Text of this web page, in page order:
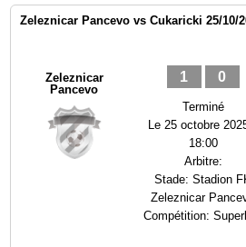
Zeleznicar Pancevo vs Cukaricki 25/10/
Zeleznicar
Pancevo
1 0
Terminé
Le 25 octobre
18:00
Arbitre:
Stade:Stadion
Zeleznicar
Compétition: